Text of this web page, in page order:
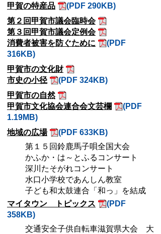
甲賀の特産品
(PDF 290KB)
第２回甲賀市議会臨時会
第３回甲賀市議会定例会
消費者被害を防ぐために
(PDF
316KB)
甲賀市の文化財
市史の小径
(PDF 324KB)
甲賀市の自然
甲賀市文化協会連合会文芸欄
(PDF
1.19MB)
地域の広場
(PDF 633KB)
第１５回鈴鹿馬子唄全国大会
かふか・は～とふるコンサート
深川たそがれコンサート
水口小学校であんしん教室
子ども和太鼓連合「和っ」を結成
マイタウン トピックス
(PDF
358KB)
交通安全子供自転車滋賀県大会 大